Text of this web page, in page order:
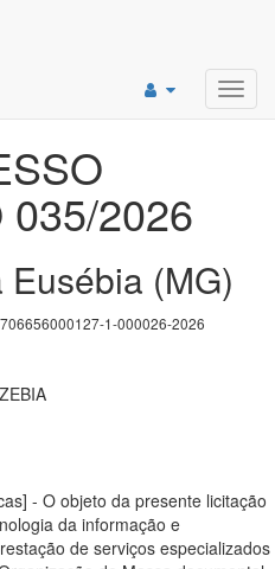
035/2026
(MG)
1-000026-2026
- O objeto da presente licitação
da informação e
de serviços especializados